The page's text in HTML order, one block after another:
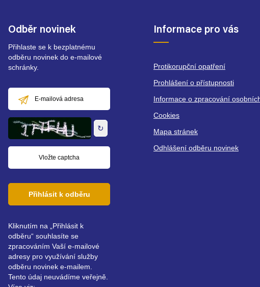
Odběr novinek
Přihlaste se k bezplatnému
odběru novinek do e-mailové
schránky.
mailová
adresa
↻
Přihlásit k odběru
Kliknutím na „Přihlásit k
odběru“ souhlasíte se
zpracováním Vaší e-mailové
adresy pro využívání služby
odběru novinek e-mailem.
Tento údaj neuvádíme veřejně.
Informace pro vás
Protikorupční opatření
Prohlášení o přístupnosti
Informace o zpracování
Cookies
Mapa stránek
Odhlášení odběru novinek